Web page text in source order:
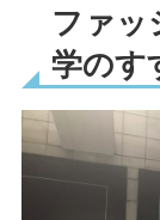
ファッ
学のす